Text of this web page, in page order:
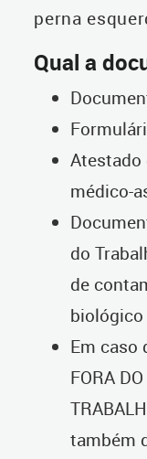
perna
Qual a
Atestado
médico-
do
de
biológico
Em caso
FORA
também